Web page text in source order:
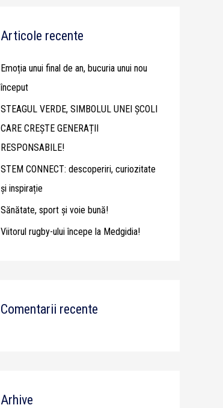
c
f
o
r
:
Articole recente
Emoția unui final de an, bucuria unui nou
început
STEAGUL VERDE, SIMBOLUL UNEI ȘCOLI
CARE CREȘTE GENERAȚII
RESPONSABILE!
STEM CONNECT: descoperiri, curiozitate
și inspirație
Sănătate, sport și voie bună!
Viitorul rugby-ului începe la Medgidia!
Comentarii recente
Arhive